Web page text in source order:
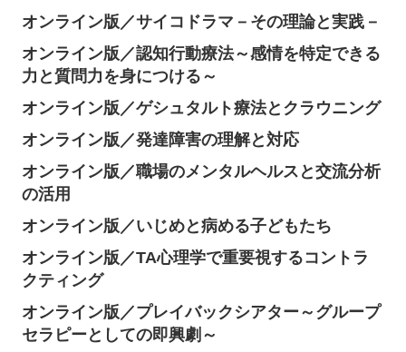
オンライン版／サイコドラマ－その理論と実践－
オンライン版／認知行動療法～感情を特定できる
力と質問力を身につける～
オンライン版／ゲシュタルト療法とクラウニング
オンライン版／発達障害の理解と対応
オンライン版／職場のメンタルヘルスと交流分析
の活用
オンライン版／いじめと病める子どもたち
オンライン版／TA心理学で重要視するコントラ
クティング
オンライン版／プレイバックシアター～グループ
セラピーとしての即興劇～